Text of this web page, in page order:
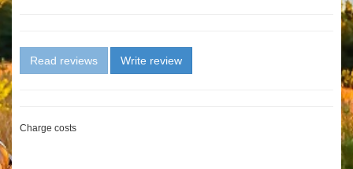
Read reviews Write review
Charge costs